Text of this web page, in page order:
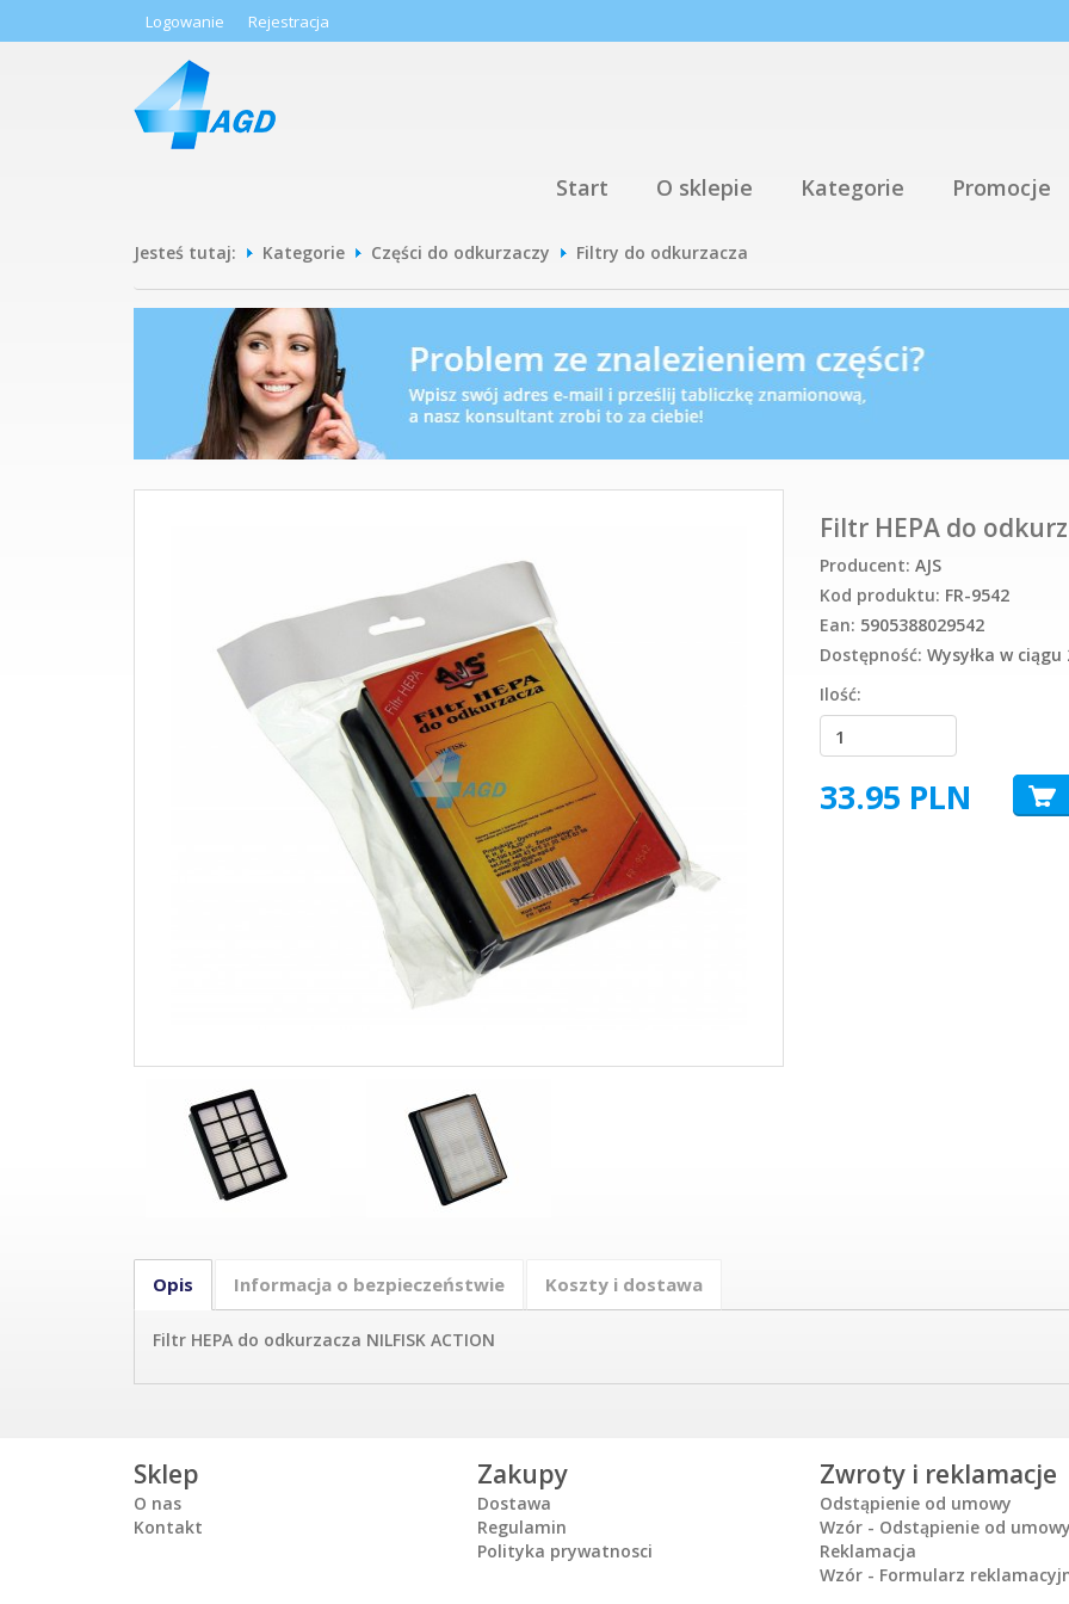
Logowanie Rejestracja
Start O sklepie Kategorie Promocje
Jesteś tutaj: Kategorie Części do odkurzaczy Filtry do odkurzacza
Filtr HEPA do
Producent: AJS
Kod produktu: FR-9542
Ean: 5905388029542
Dostępność: Wysyłka w ciągu
Ilość:
33.95 PLN
Opis Informacja o bezpieczeństwie Koszty i dostawa
Filtr HEPA do odkurzacza NILFISK ACTION
Sklep
O nas
Kontakt
Zakupy
Dostawa
Regulamin
Polityka prywatnosci
Zwroty i reklamacje
Odstąpienie od umowy
Wzór - Odstąpienie od
Reklamacja
Wzór - Formularz